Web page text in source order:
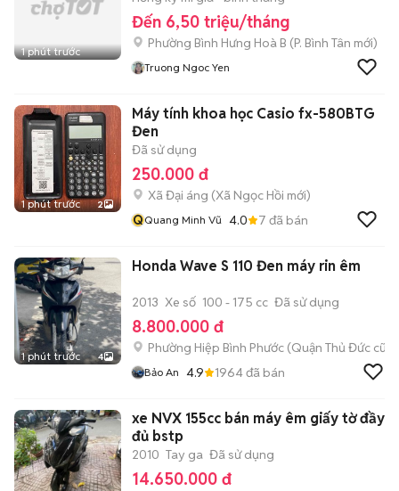
1 phút trước
Đến 6,50 triệu/tháng
Phường Bình Hưng Hoà B (P. Bình Tân mới)
Truong Ngoc Yen
1 phút trước 2
Máy tính khoa học Casio fx-580BTG
Đen
Đã sử dụng
250.000 đ
Xã Đại áng (Xã Ngọc Hồi mới)
QQuang Minh Vũ 4.0 7 đã bán
1 phút trước 4
Honda Wave S 110 Đen máy rin êm
2013 Xe số 100 - 175 cc Đã sử dụng
8.800.000 đ
Phường Hiệp Bình Phước (Quận Thủ Đức cũ)
Bảo An 4.9 1964đã bán
xe NVX 155cc bán máy êm giấy tờ đầy
đủ bstp
2010 Tay ga Đã sử dụng
14.650.000 đ